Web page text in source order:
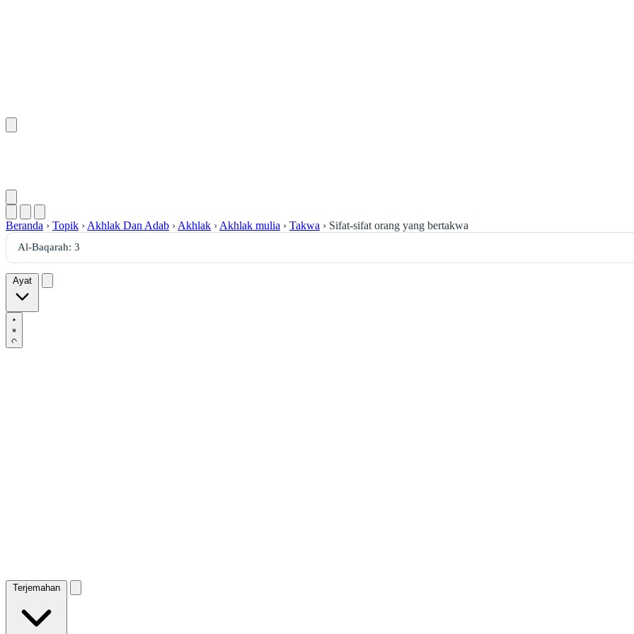
Beranda › Topik › Akhlak Dan Adab › Akhlak › Akhlak mulia › Takwa › Sifat-sifat orang yang bertakwa
Ayat
Terjemahan